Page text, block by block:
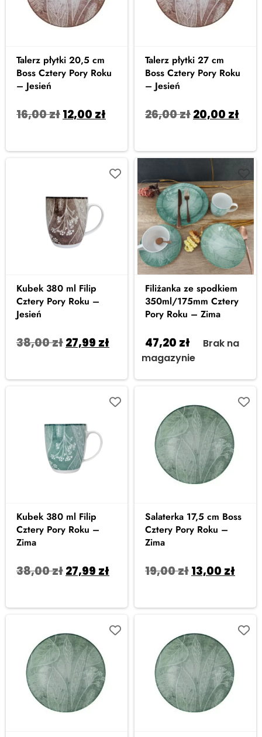
Talerz płytki 20,5 cm
Boss Cztery Pory Roku
– Jesień
16,00zł12,00 zł
Talerz płytki 27 cm
Boss Cztery Pory Roku
– Jesień
26,00zł20,00 zł
Kubek 380 ml Filip
Cztery Pory Roku –
Jesień
38,00zł27,99 zł
Filiżanka ze spodkiem
350ml/175mm Cztery
Pory Roku – Zima
47,20 zł
Brak na
magazynie
Kubek 380 ml Filip
Cztery Pory Roku –
Zima
38,00zł27,99 zł
Salaterka 17,5 cm Boss
Cztery Pory Roku –
Zima
19,00zł13,00 zł